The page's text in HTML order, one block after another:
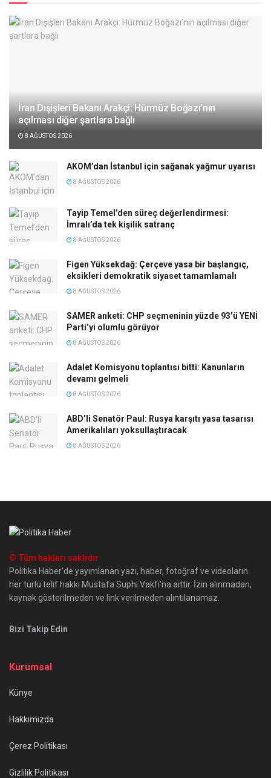
İran Dışişleri Bakanı Arakçi: Hürmüz Boğazı’nın
açılması diğer şartlara bağlı
8 AĞUSTOS 2026
AKOM’dan İstanbul için sağanak yağmur uyarısı
8 AĞUSTOS 2026
Tayip Temel’den süreç değerlendirmesi:
İmralı’da tek kişilik satranç
8 AĞUSTOS 2026
Figen Yüksekdağ: Çerçeve yasa bir başlangıç,
eksikleri demokratik siyaset tamamlamalı
8 AĞUSTOS 2026
SAMER anketi: CHP seçmeninin yüzde 93’ü YENİ
Parti’yi olumlu görüyor
8 AĞUSTOS 2026
Adalet Komisyonu toplantısı bitti: Kanunların
devamı gelmeli
8 AĞUSTOS 2026
ABD’li Senatör Paul: Rusya karşıtı yasa tasarısı
Amerikalıları yoksullaştıracak
8 AĞUSTOS 2026
© Tüm hakları saklıdır
Politika Haber'de yayımlanan yazı, haber, fotoğraf ve videoların
her türlü telif hakkı Mustafa Suphi Vakfı'na aittir. İzin alınmadan,
kaynak gösterilmeden ve link verilmeden alıntılanamaz.
Bizi Takip Edin
Kurumsal
Künye
Hakkımızda
Çerez Politikası
Gizlilik Politikası